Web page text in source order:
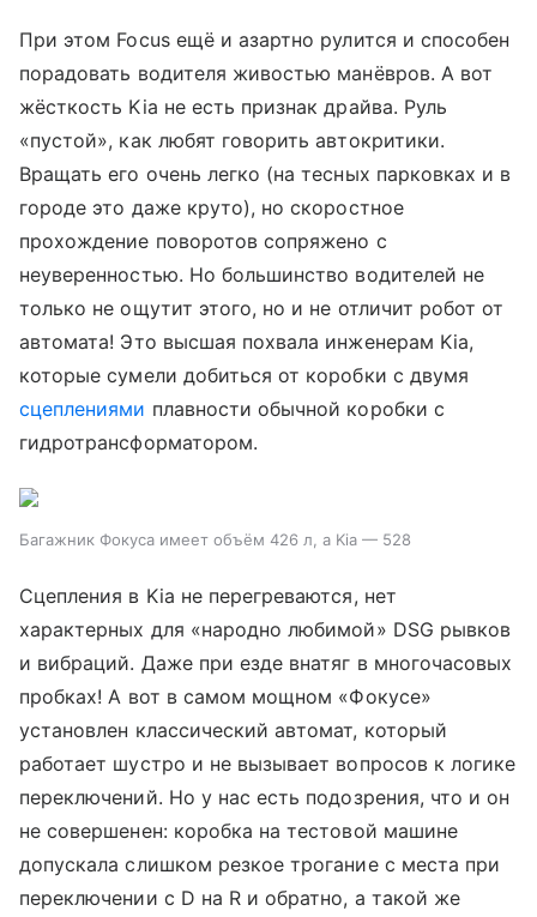
При этом Focus ещё и азартно рулится и способен
порадовать водителя живостью манёвров. А вот
жёсткость Kia не есть признак драйва. Руль
«пустой», как любят говорить автокритики.
Вращать его очень легко (на тесных парковках и в
городе это даже круто), но скоростное
прохождение поворотов сопряжено с
неуверенностью. Но большинство водителей не
только не ощутит этого, но и не отличит робот от
автомата! Это высшая похвала инженерам Kia,
которые сумели добиться от коробки с двумя
сцеплениями плавности обычной коробки с
гидротрансформатором.
Багажник Фокуса имеет объём 426 л, а Kia — 528
Сцепления в Kia не перегреваются, нет
характерных для «народно любимой» DSG рывков
и вибраций. Даже при езде внатяг в многочасовых
пробках! А вот в самом мощном «Фокусе»
установлен классический автомат, который
работает шустро и не вызывает вопросов к логике
переключений. Но у нас есть подозрения, что и он
не совершенен: коробка на тестовой машине
допускала слишком резкое трогание с места при
переключении с D на R и обратно, а такой же